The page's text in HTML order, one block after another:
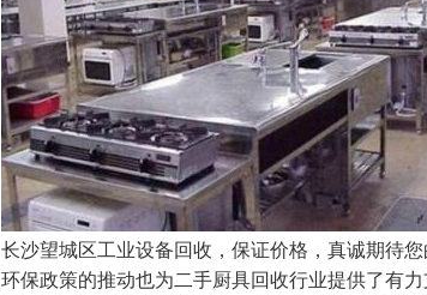
长沙望城区工业设备回收，保证价格，真诚期待
环保政策的推动也为二手厨具回收行业提供了有